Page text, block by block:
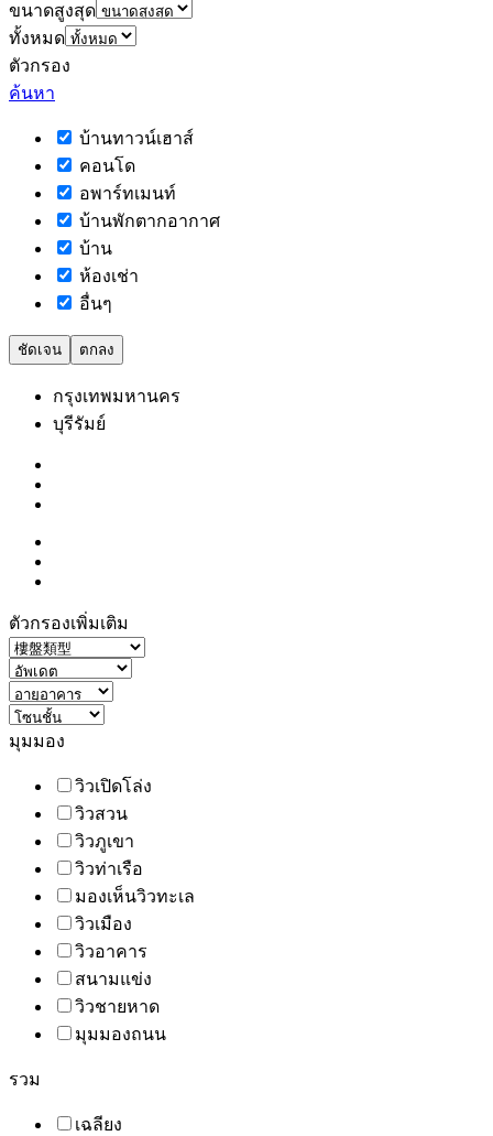
ขนาดสูงสุด
ทั้งหมด
ตัวกรอง
ค้นหา
บ้านทาวน์เฮาส์
คอนโด
อพาร์ทเมนท์
บ้านพักตากอากาศ
บ้าน
ห้องเช่า
อื่นๆ
ชัดเจน ตกลง
กรุงเทพมหานคร
บุรีรัมย์
ตัวกรองเพิ่มเติม
มุมมอง
วิวเปิดโล่ง
วิวสวน
วิวภูเขา
วิวท่าเรือ
มองเห็นวิวทะเล
วิวเมือง
วิวอาคาร
สนามแข่ง
วิวชายหาด
มุมมองถนน
รวม
เฉลียง